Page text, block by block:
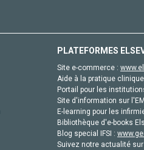
PLATEFORMES
Site e-commerce :
Aide à la pratique
Portail pour les
Site d'information sur
E-learning pour les
Bibliothèque d'e-books
Blog special IFSI :
Suivez notre actualité